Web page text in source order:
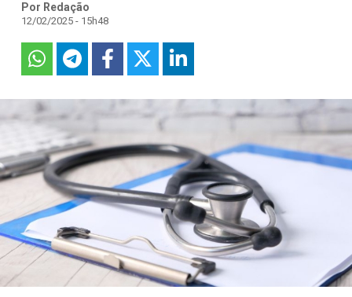
Por Redação
12/02/2025 - 15h48